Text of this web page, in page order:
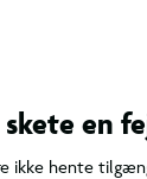
en
ikke hente